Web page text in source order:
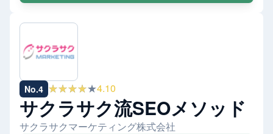
No.4 ★★★★★4.10
サクラサク流SEOメソッド
サクラサクマーケティング株式会社